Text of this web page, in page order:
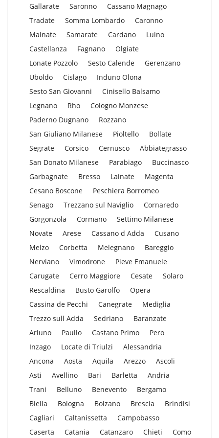
Gallarate
Saronno
Cassano Magnago
Tradate
Somma Lombardo
Caronno
Malnate
Samarate Cardano
Luino
Castellanza
Fagnano
Olgiate
Lonate Pozzolo
Sesto Calende
Gerenzano
Uboldo
Cislago
Induno Olona
Sesto San Giovanni
Cinisello Balsamo
Legnano
Rho
Cologno Monzese
Paderno Dugnano
Rozzano
San Giuliano Milanese
Pioltello
Bollate
Segrate
Corsico Cernusco
Abbiategrasso
San Donato Milanese
Parabiago
Buccinasco
Garbagnate
Bresso Lainate
Magenta
Cesano Boscone
Peschiera Borromeo
Senago
Trezzano sul Naviglio
Cornaredo
Gorgonzola
Cormano
Settimo Milanese
Novate
Arese Cassano d Adda
Cusano
Melzo
Corbetta Melegnano
Bareggio
Nerviano
Vimodrone
Pieve Emanuele
Carugate
Cerro Maggiore Cesate
Solaro
Rescaldina
Busto Garolfo
Opera
Cassina de Pecchi
Canegrate
Mediglia
Trezzo sull Adda
Sedriano
Baranzate
Arluno
Paullo Castano Primo
Pero
Inzago
Locate di Triulzi
Alessandria
Ancona
Aosta Aquila Arezzo
Ascoli
Asti
Avellino Bari Barletta
Andria
Trani
Belluno Benevento
Bergamo
Biella
Bologna Bolzano Brescia
Brindisi
Cagliari
Caltanissetta
Campobasso
Caserta
Catania Catanzaro Chieti
Como